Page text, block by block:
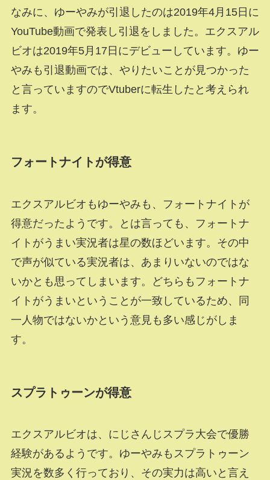
なみに、ゆーやみが引退したのは2019年4月15日に
YouTube動画で発表し引退をしました。エクスアル
ビオは2019年5月17日にデビューしています。ゆー
やみも引退動画では、やりたいことが見つかった
と言っていますのでVtuberに転生したと考えられ
ます。
フォートナイトが得意
エクスアルビオもゆーやみも、フォートナイトが
得意だったようです。とは言っても、フォートナ
イトがうまい実況者は星の数ほどいます。その中
で声が似ている実況者は、あまりいないのではな
いかとも思ってしまいます。どちらもフォートナ
イトがうまいということが一致しているため、同
一人物ではないかという意見も多い感じがしま
す。
スプラトゥーンが得意
エクスアルビオは、にじさんじスプラ大会で優勝
経験があるようです。ゆーやみもスプラトゥーン
実況を数多く行っており、その実力は高いと言え